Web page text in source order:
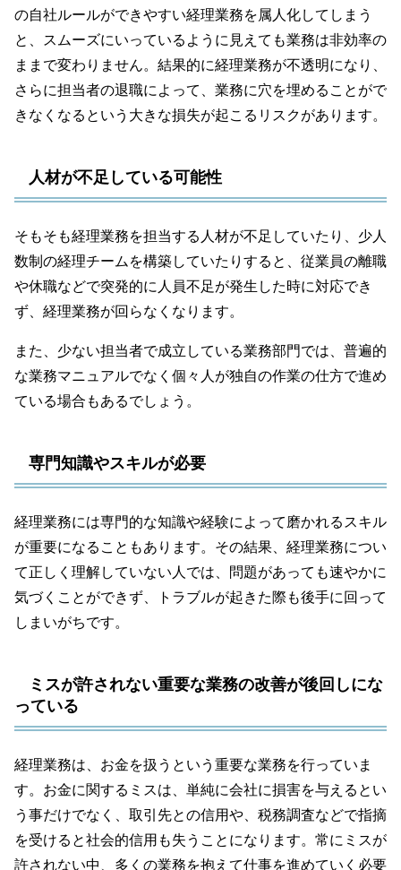
の自社ルールができやすい経理業務を属人化してしまう
と、スムーズにいっているように見えても業務は非効率の
ままで変わりません。結果的に経理業務が不透明になり、
さらに担当者の退職によって、業務に穴を埋めることがで
きなくなるという大きな損失が起こるリスクがあります。
人材が不足している可能性
そもそも経理業務を担当する人材が不足していたり、少人
数制の経理チームを構築していたりすると、従業員の離職
や休職などで突発的に人員不足が発生した時に対応でき
ず、経理業務が回らなくなります。
また、少ない担当者で成立している業務部門では、普遍的
な業務マニュアルでなく個々人が独自の作業の仕方で進め
ている場合もあるでしょう。
専門知識やスキルが必要
経理業務には専門的な知識や経験によって磨かれるスキル
が重要になることもあります。その結果、経理業務につい
て正しく理解していない人では、問題があっても速やかに
気づくことができず、トラブルが起きた際も後手に回って
しまいがちです。
ミスが許されない重要な業務の改善が後回しにな
っている
経理業務は、お金を扱うという重要な業務を行っていま
す。お金に関するミスは、単純に会社に損害を与えるとい
う事だけでなく、取引先との信用や、税務調査などで指摘
を受けると社会的信用も失うことになります。常にミスが
許されない中、多くの業務を抱えて仕事を進めていく必要